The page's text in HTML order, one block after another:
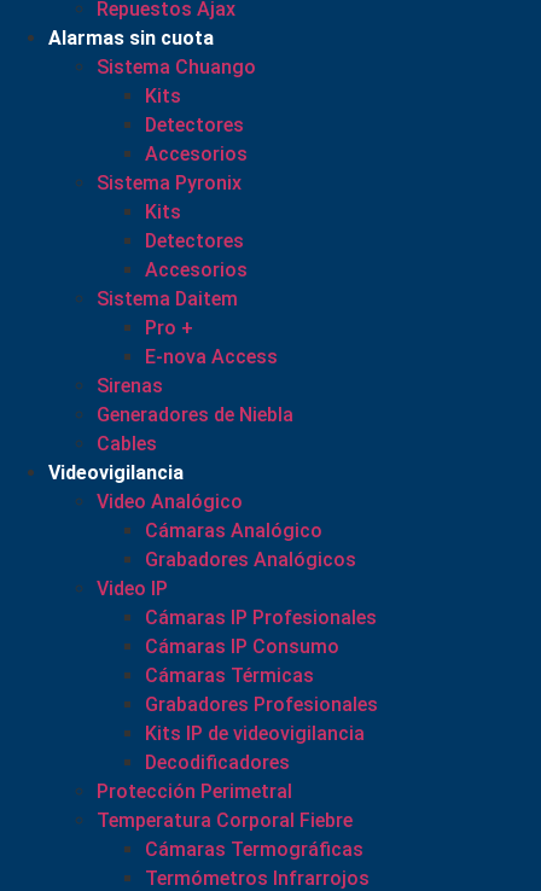
Repuestos Ajax
Alarmas sin cuota
Sistema Chuango
Kits
Detectores
Accesorios
Sistema Pyronix
Kits
Detectores
Accesorios
Sistema Daitem
Pro +
E-nova Access
Sirenas
Generadores de Niebla
Cables
Videovigilancia
Video Analógico
Cámaras Analógico
Grabadores Analógicos
Video IP
Cámaras IP Profesionales
Cámaras IP Consumo
Cámaras Térmicas
Grabadores Profesionales
Kits IP de videovigilancia
Decodificadores
Protección Perimetral
Temperatura Corporal Fiebre
Cámaras Termográficas
Termómetros Infrarrojos